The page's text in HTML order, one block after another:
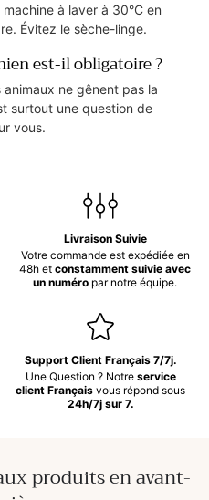
à laver à 30°C en
Évitez le sèche-linge.
est-il obligatoire ?
animaux ne gênent pas la
surtout une question de
vous.
Livraison Suivie
Votre commande est expédiée en
48h etconstamment suivie avec
un numéro par notre équipe.
Support Client Français 7/7j.
Une Question ? Notre service
client Français vous répond sous
24h/7j sur 7.
produits en avant-